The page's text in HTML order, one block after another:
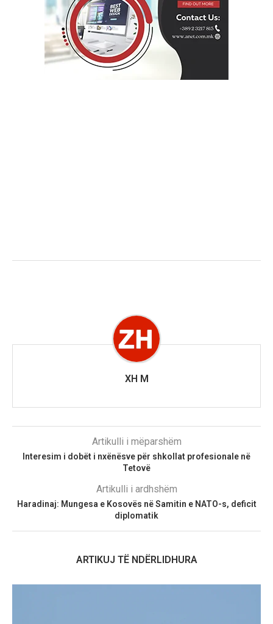
XH M
Artikulli i mëparshëm
Interesim i dobët i nxënësve për shkollat profesionale në
Tetovë
Artikulli i ardhshëm
Haradinaj: Mungesa e Kosovës në Samitin e NATO-s, deficit
diplomatik
ARTIKUJ TË NDËRLIDHURA